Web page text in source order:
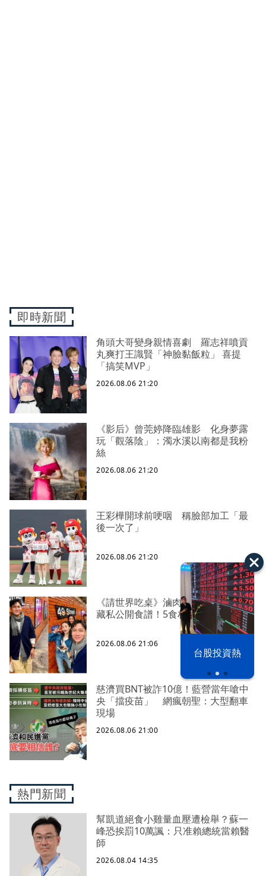
以色列 穹頂
台股投資熱
即時新聞
角頭大哥變身親情喜劇 羅志祥噴貢
丸爽打王識賢「神臉黏飯粒」 喜提
「搞笑MVP」
2026.08.06 21:20
《影后》曾莞婷降臨雄影 化身夢露
玩「觀落陰」：濁水溪以南都是我粉
絲
2026.08.06 21:20
王彩樺開球前哽咽 稱臉部加工「最
後一次了」
2026.08.06 21:20
《請世界吃桌》滷肉爆紅 陳隨意不
藏私公開食譜！5食材滷出一鍋香
2026.08.06 21:06
慈濟買BNT被詐10億！藍營當年嗆中
央「擋疫苗」 網瘋朝聖：大型翻車
現場
2026.08.06 21:00
熱門新聞
幫凱道絕食小雞量血壓遭檢舉？蘇一
峰恐挨罰10萬諷：只准賴總統當賴醫
師
2026.08.04 14:35